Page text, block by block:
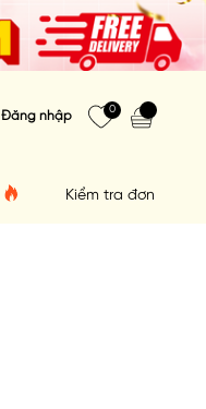
Đăng nhập 0
Kiểm tra đơn hàng